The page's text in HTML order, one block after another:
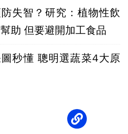
失智？研究：植物性飲
助 但要避開加工食品
秒懂 聰明選蔬菜4大原